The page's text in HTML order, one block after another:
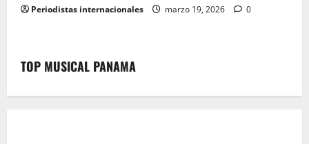
Periodistas internacionales marzo 19, 2026 0
TOP MUSICAL PANAMA